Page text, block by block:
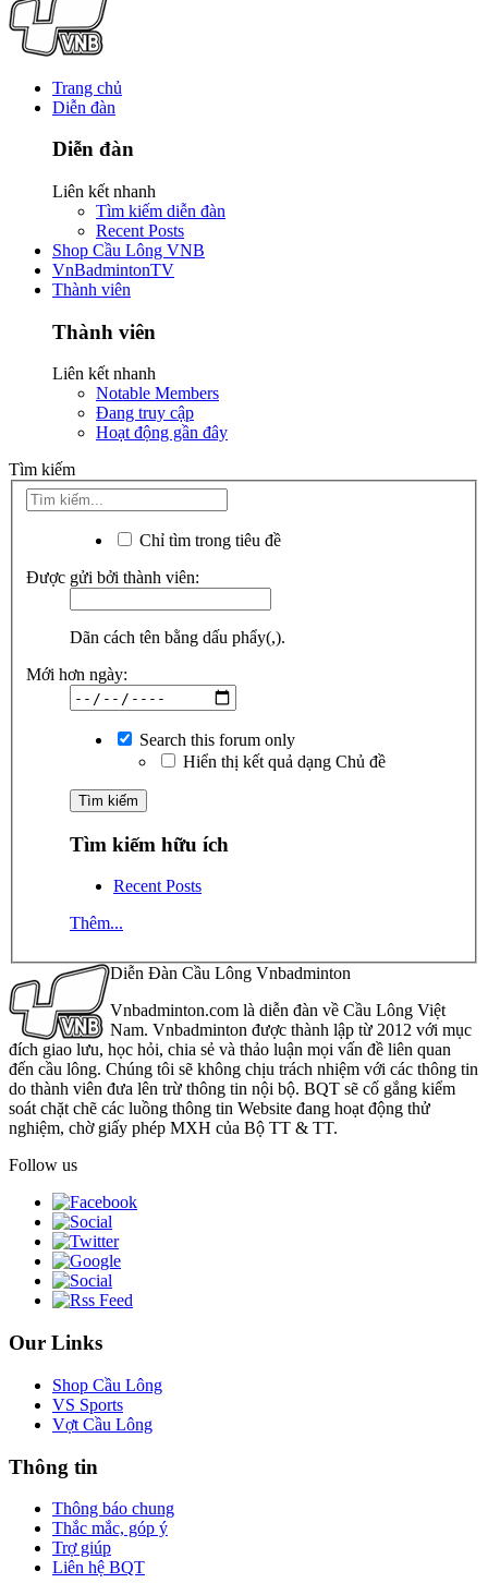
Trang chủ
Diễn đàn
Diễn đàn
Liên kết nhanh
Tìm kiếm diễn đàn
Recent Posts
Shop Cầu Lông VNB
VnBadmintonTV
Thành viên
Thành viên
Liên kết nhanh
Notable Members
Đang truy cập
Hoạt động gần đây
Tìm kiếm
Chỉ tìm trong tiêu đề
Được gửi bởi thành viên:
Dãn cách tên bằng dấu phẩy(,).
Mới hơn ngày:
Search this forum only
Hiển thị kết quả dạng Chủ đề
Tìm kiếm hữu ích
Recent Posts
Thêm...
Diễn Đàn Cầu Lông Vnbadminton
Vnbadminton.com là diễn đàn về Cầu Lông Việt
Nam. Vnbadminton được thành lập từ 2012 với mục
đích giao lưu, học hỏi, chia sẻ và thảo luận mọi vấn đề liên quan
đến cầu lông. Chúng tôi sẽ không chịu trách nhiệm với các thông tin
do thành viên đưa lên trừ thông tin nội bộ. BQT sẽ cố gắng kiểm
soát chặt chẽ các luồng thông tin Website đang hoạt động thử
nghiệm, chờ giấy phép MXH của Bộ TT & TT.
Follow us
Our Links
Shop Cầu Lông
VS Sports
Vợt Cầu Lông
Thông tin
Thông báo chung
Thắc mắc, góp ý
Trợ giúp
Liên hệ BQT